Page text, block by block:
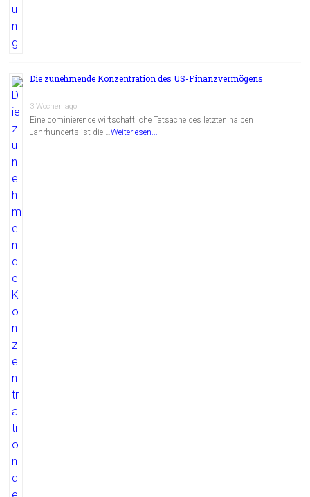
Die zunehmende Konzentration des US-Finanzvermögens
3 Wochen ago
Eine dominierende wirtschaftliche Tatsache des letzten halben
Jahrhunderts ist die …Weiterlesen...